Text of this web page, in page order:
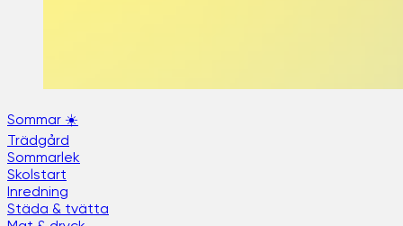
Sommar ☀️
Trädgård
Sommarlek
Skolstart
Inredning
Städa & tvätta